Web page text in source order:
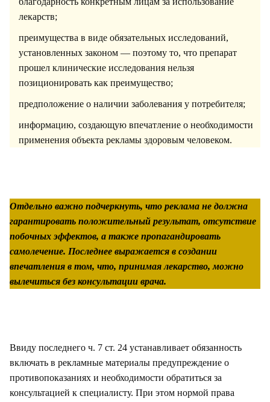
лекарств;
преимущества в виде обязательных исследований,
установленных законом — поэтому то, что препарат
прошел клинические исследования нельзя
позиционировать как преимущество;
предположение о наличии заболевания у потребителя;
информацию, создающую впечатление о необходимости
применения объекта рекламы здоровым человеком.
Отдельно важно подчеркнуть, что реклама не должна
гарантировать положительный результат, отсутствие
побочных эффектов, а также пропагандировать
самолечение. Последнее выражается в создании
впечатления в том, что, принимая лекарство, можно
вылечиться без консультации врача.
Ввиду последнего ч. 7 ст. 24 устанавливает обязанность
включать в рекламные материалы предупреждение о
противопоказаниях и необходимости обратиться за
консультацией к специалисту. При этом нормой права